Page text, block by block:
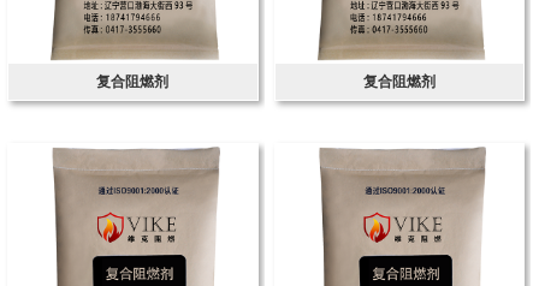
复合阻燃剂 复合阻燃剂